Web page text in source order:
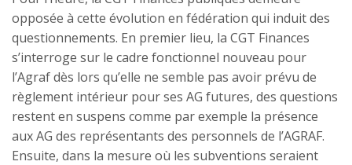
opposée à cette évolution en fédération qui induit des
questionnements. En premier lieu, la CGT Finances
s’interroge sur le cadre fonctionnel nouveau pour
l’Agraf dès lors qu’elle ne semble pas avoir prévu de
règlement intérieur pour ses AG futures, des questions
restent en suspens comme par exemple la présence
aux AG des représentants des personnels de l’AGRAF.
Ensuite, dans la mesure où les subventions seraient